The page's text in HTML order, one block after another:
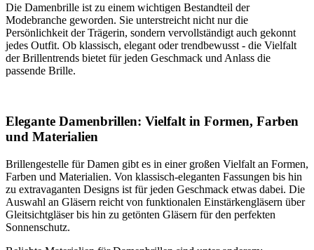
Die Damenbrille ist zu einem wichtigen Bestandteil der
Modebranche geworden. Sie unterstreicht nicht nur die
Persönlichkeit der Trägerin, sondern vervollständigt auch gekonnt
jedes Outfit. Ob klassisch, elegant oder trendbewusst - die Vielfalt
der Brillentrends bietet für jeden Geschmack und Anlass die
passende Brille.
Elegante Damenbrillen: Vielfalt in Formen, Farben
und Materialien
Brillengestelle für Damen gibt es in einer großen Vielfalt an Formen,
Farben und Materialien. Von klassisch-eleganten Fassungen bis hin
zu extravaganten Designs ist für jeden Geschmack etwas dabei. Die
Auswahl an Gläsern reicht von funktionalen Einstärkengläsern über
Gleitsichtgläser bis hin zu getönten Gläsern für den perfekten
Sonnenschutz.